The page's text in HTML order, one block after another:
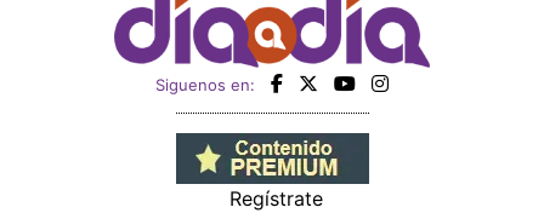
Siguenos en:
Regístrate